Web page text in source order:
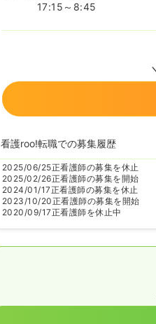
17:15～8:45
看護roo!転職での募集履歴
2025/06/25正看護師の募集を休止
2025/02/26正看護師の募集を開始
2024/01/17正看護師の募集を休止
2023/10/20正看護師の募集を開始
2020/09/17正看護師を休止中